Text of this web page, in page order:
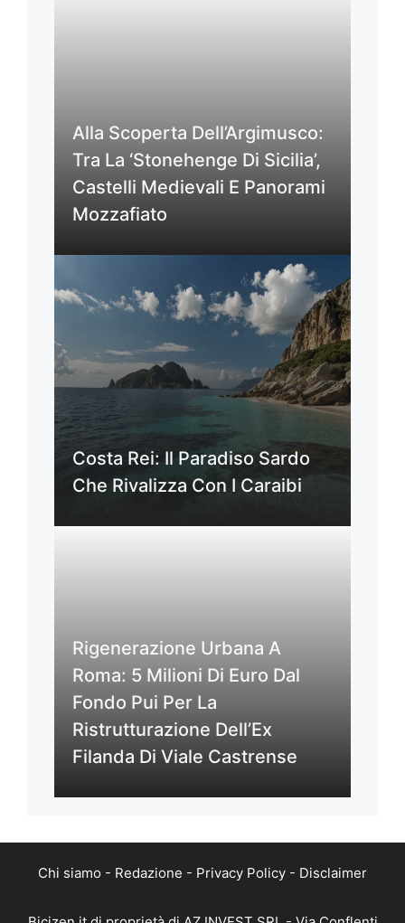
Alla Scoperta Dell’Argimusco:
Tra La ‘Stonehenge Di Sicilia’,
Castelli Medievali E Panorami
Mozzafiato
Costa Rei: Il Paradiso Sardo
Che Rivalizza Con I Caraibi
Rigenerazione Urbana A
Roma: 5 Milioni Di Euro Dal
Fondo Pui Per La
Ristrutturazione Dell’Ex
Filanda Di Viale Castrense
Chi siamo - Redazione - Privacy Policy - Disclaimer